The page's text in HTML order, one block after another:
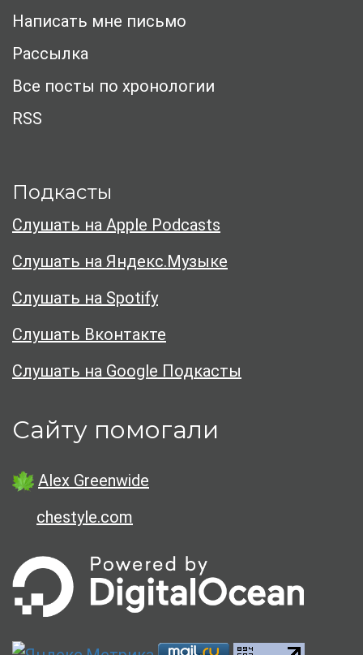
Написать мне письмо
Рассылка
Все посты по хронологии
RSS
Подкасты
Слушать на Apple Podcasts
Слушать на Яндекс.Музыке
Слушать на Spotify
Слушать Вконтакте
Слушать на Google Подкасты
Сайту помогали
Alex Greenwide
chestyle.com